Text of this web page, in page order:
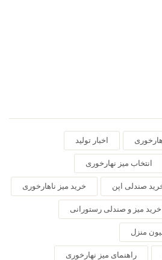
اخبار تولید
انتخاب میز نهارخوری
صندلی اپن خرید میز ناهارخوری
خرید میز و صندلی رستورانی
منزل
راهنمای میز نهارخوری